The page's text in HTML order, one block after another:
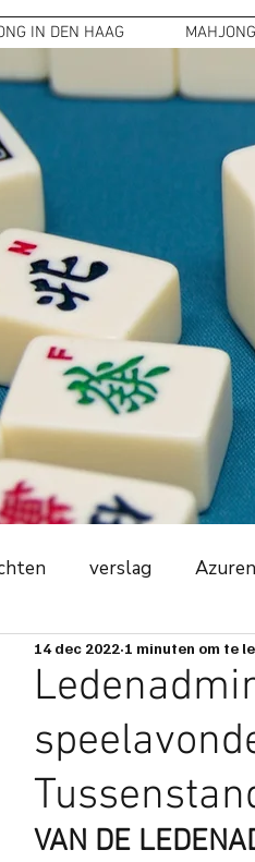
IN DEN HAAG
verslag
Tijger 2018
ere-podium
14 dec 2022 1 minuten om te
VAN DE